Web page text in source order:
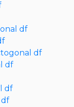
df
df
df
df
df